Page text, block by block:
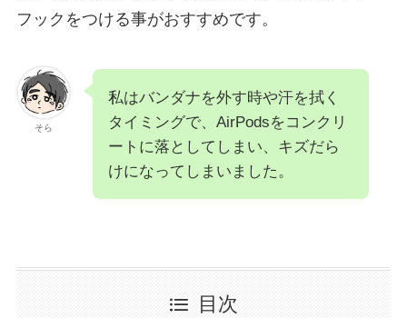
フックをつける事がおすすめです。
そら
私はバンダナを外す時や汗を拭く
タイミングで、AirPodsをコンクリ
ートに落としてしまい、キズだら
けになってしまいました。
目次